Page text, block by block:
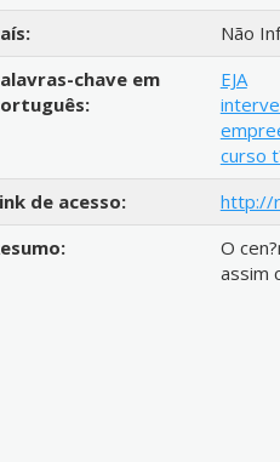
Não
chave em
EJA
curso
de acesso:
http://
O
assim